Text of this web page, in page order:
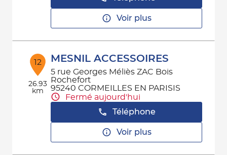
Voir plus
12
26.93
km
MESNIL ACCESSOIRES
5 rue Georges Méliès ZAC Bois
Rochefort
95240 CORMEILLES EN PARISIS
Fermé aujourd'hui
Téléphone
Voir plus